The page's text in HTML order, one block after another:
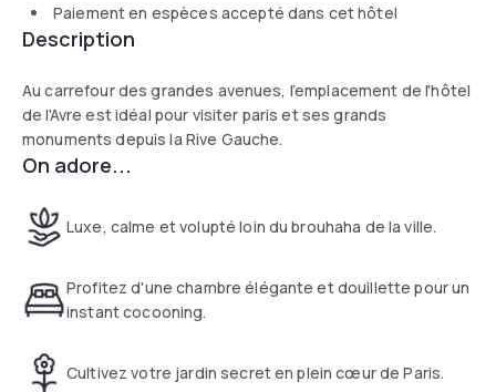
Paiement en espèces accepté dans cet hôtel
Description
Au carrefour des grandes avenues, l’emplacement de l'hôtel
de l'Avre est idéal pour visiter paris et ses grands
monuments depuis la Rive Gauche.
On adore...
Luxe, calme et volupté loin du brouhaha de la ville.
Profitez d'une chambre élégante et douillette pour un
instant cocooning.
Cultivez votre jardin secret en plein cœur de Paris.